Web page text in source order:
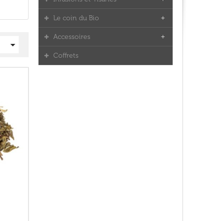

Le coin du Bio
Accessoires
Coffrets